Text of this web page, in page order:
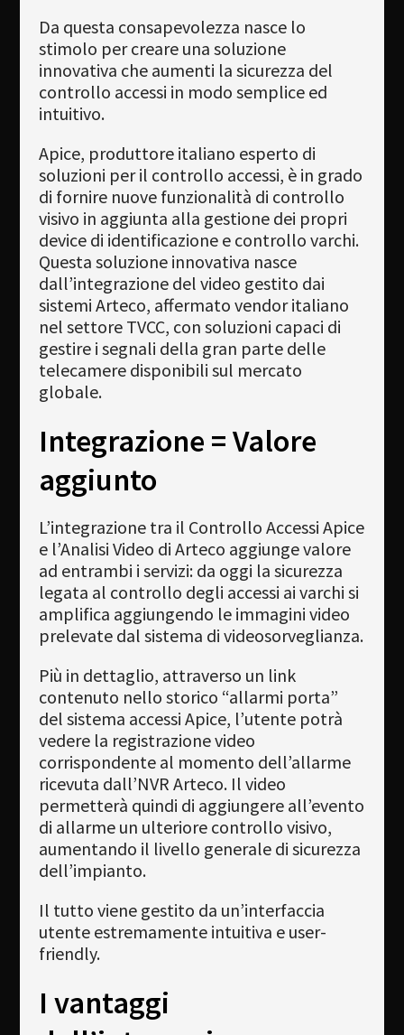
Da questa consapevolezza nasce lo
stimolo per creare una soluzione
innovativa che aumenti la sicurezza del
controllo accessi in modo semplice ed
intuitivo.
Apice, produttore italiano esperto di
soluzioni per il controllo accessi, è in grado
di fornire nuove funzionalità di controllo
visivo in aggiunta alla gestione dei propri
device di identificazione e controllo varchi.
Questa soluzione innovativa nasce
dall’integrazione del video gestito dai
sistemi Arteco, affermato vendor italiano
nel settore TVCC, con soluzioni capaci di
gestire i segnali della gran parte delle
telecamere disponibili sul mercato
globale.
Integrazione = Valore
aggiunto
L’integrazione tra il Controllo Accessi Apice
e l’Analisi Video di Arteco aggiunge valore
ad entrambi i servizi: da oggi la sicurezza
legata al controllo degli accessi ai varchi si
amplifica aggiungendo le immagini video
prelevate dal sistema di videosorveglianza.
Più in dettaglio, attraverso un link
contenuto nello storico “allarmi porta”
del sistema accessi Apice, l’utente potrà
vedere la registrazione video
corrispondente al momento dell’allarme
ricevuta dall’NVR Arteco. Il video
permetterà quindi di aggiungere all’evento
di allarme un ulteriore controllo visivo,
aumentando il livello generale di sicurezza
dell’impianto.
Il tutto viene gestito da un’interfaccia
utente estremamente intuitiva e user-
friendly.
I vantaggi